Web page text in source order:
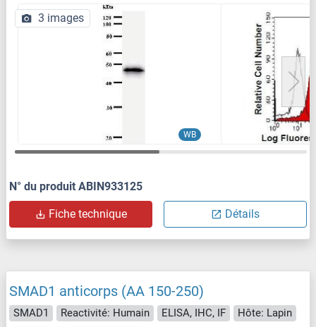
WB
3 images
N° du produit ABIN933125
Fiche technique Détails
SMAD1 anticorps (AA 150-250)
SMAD1 Reactivité: Humain ELISA, IHC, IF
Hôte: Lapin